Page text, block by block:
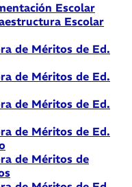
Escolar
Escolar
de Méritos de Ed.
de Méritos de Ed.
de Méritos de Ed.
de Méritos de Ed.
de Méritos de